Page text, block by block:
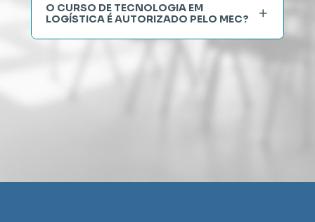
O CURSO DE TECNOLOGIA EM
LOGÍSTICA É AUTORIZADO PELO MEC?